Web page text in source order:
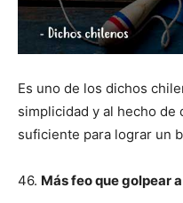
Es uno de los dichos
simplicidad y al hecho de
suficiente para lograr un
46. Más feo que golpear